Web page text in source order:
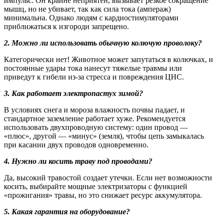
мышц, но не убивает, так как сила тока (ампераж)
минимальна. Однако людям с кардиостимуляторами
приближаться к изгороди запрещено.
2. Можно ли использовать обычную колючую проволоку?
Категорически нет! Животное может запутаться в колючках, и
постоянные удары тока нанесут тяжелые травмы или
приведут к гибели из-за стресса и повреждения ЦНС.
3. Как работает электропастух зимой?
В условиях снега и мороза влажность почвы падает, и
стандартное заземление работает хуже. Рекомендуется
использовать двухпроводную систему: один провод —
«плюс», другой — «минус» (земля), чтобы цепь замыкалась
при касании двух проводов одновременно.
4. Нужно ли косить траву под проводами?
Да, высокий травостой создает утечки. Если нет возможности
косить, выбирайте мощные электризаторы с функцией
«прожигания» травы, но это снижает ресурс аккумулятора.
5. Какая гарантия на оборудование?